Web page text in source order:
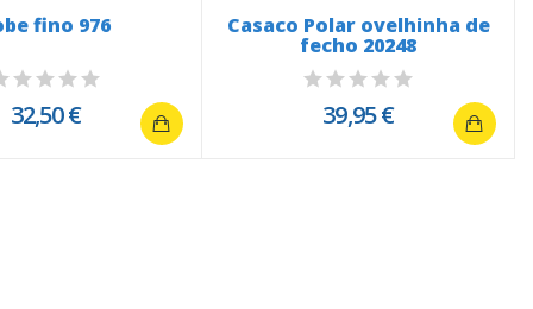
fino 976
32,50 €
Casaco Polar ovelhinha de
fecho 20248
39,95 €